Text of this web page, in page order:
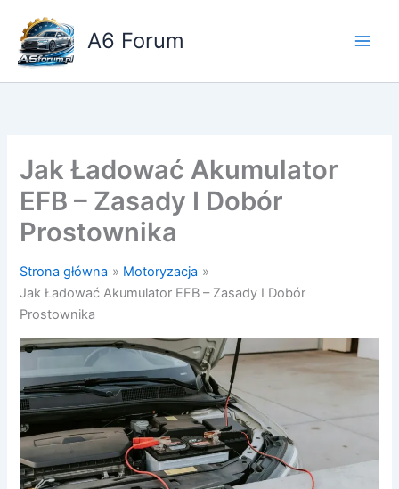
treści
A6 Forum
Jak Ładować Akumulator
EFB – Zasady I Dobór
Prostownika
Strona główna
Motoryzacja
Jak Ładować Akumulator EFB – Zasady I Dobór
Prostownika